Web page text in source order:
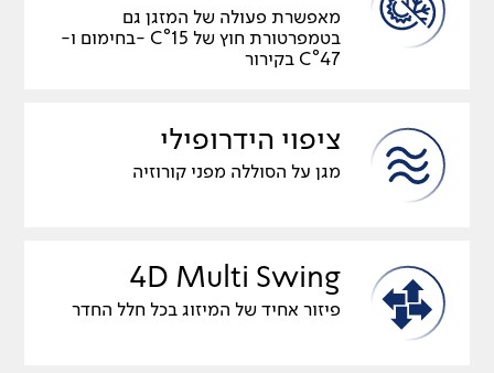
מאפשרת פעולה של המזגן גם
בטמפרטורת חוץ של C°15 -בחימום ו-
C°47 בקירור
ציפוי הידרופילי
מגן על הסוללה מפני קורוזיה
4D Multi Swing
פיזור אחיד של המיזוג בכל חלל החדר